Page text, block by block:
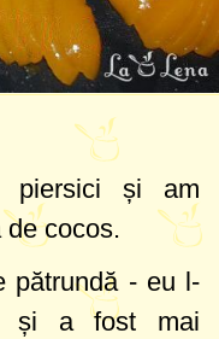
piersici și am
de cocos.
pătrundă - eu l-
și a fost mai